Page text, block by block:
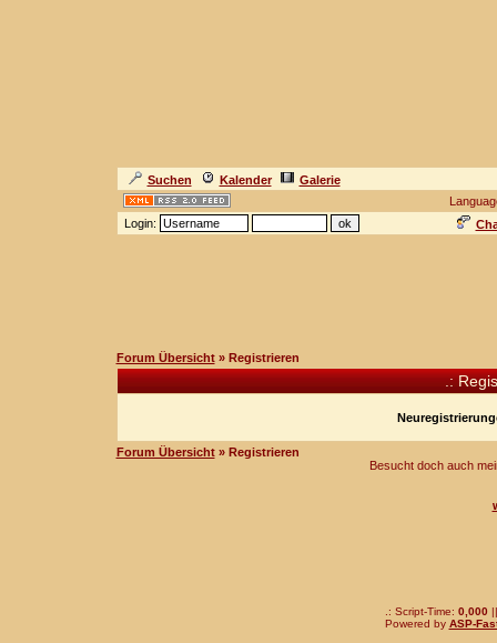
Suchen Kalender
Galerie
Login:
Forum Übersicht» Registrieren
.:
Forum Übersicht» Registrieren
Besucht doch auch
.: Script-Time: 0,000||
Powered by ASP-